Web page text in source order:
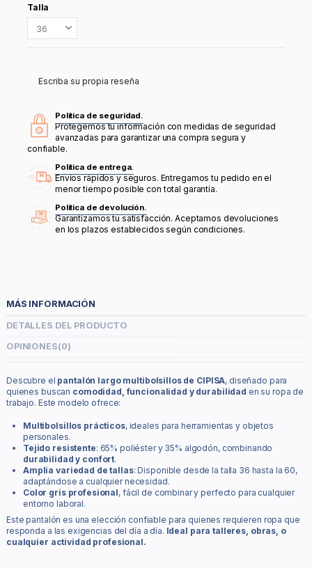
Talla
Escriba su propia reseña
Política de seguridad.
Protegemos tu información con medidas de seguridad
avanzadas para garantizar una compra segura y
confiable.
Política de entrega.
Envíos rápidos y seguros. Entregamos tu pedido en el
menor tiempo posible con total garantía.
Política de devolución.
Garantizamos tu satisfacción. Aceptamos devoluciones
en los plazos establecidos según condiciones.
MÁS INFORMACIÓN
DETALLES DEL PRODUCTO
OPINIONES(0)
Descubre el pantalón largo multibolsillos de CIPISA, diseñado para
quienes buscan comodidad, funcionalidad y durabilidad en su ropa de
trabajo. Este modelo ofrece:
Multibolsillos prácticos, ideales para herramientas y objetos
personales.
Tejido resistente: 65% poliéster y 35% algodón, combinando
durabilidad y confort.
Amplia variedad de tallas: Disponible desde la talla 36 hasta la 60,
adaptándose a cualquier necesidad.
Color gris profesional, fácil de combinar y perfecto para cualquier
entorno laboral.
Este pantalón es una elección confiable para quienes requieren ropa que
responda a las exigencias del día a día. Ideal para talleres, obras, o
cualquier actividad profesional.